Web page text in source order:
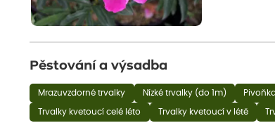
Pěstování a výsadba
Mrazuvzdorné trvalky Nízké trvalky (do 1m)
Trvalky kvetoucí celé léto Trvalky kvetoucí v létě